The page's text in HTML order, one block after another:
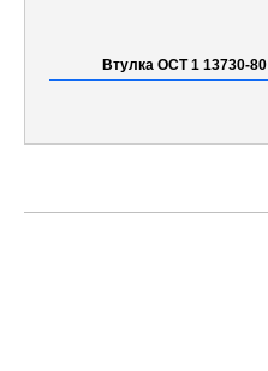
Втулка ОСТ 1 13730-80